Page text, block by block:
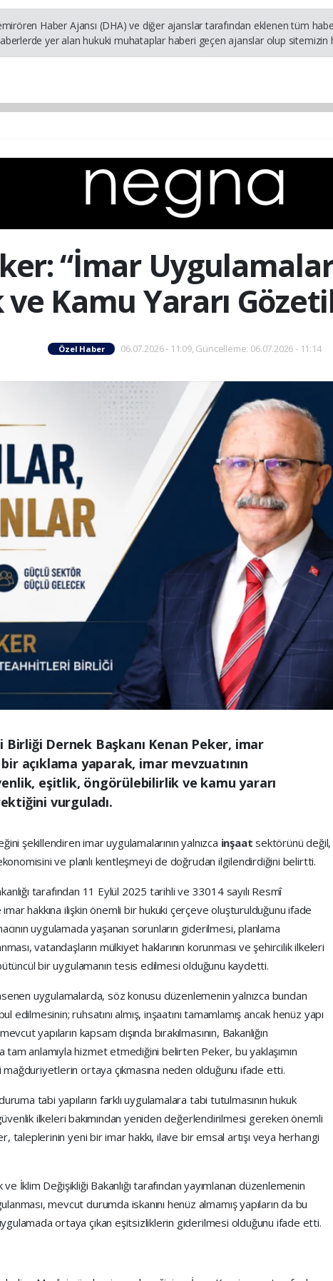
Haber Ajansı (DHA) ve diğer ajanslar tarafından eklenen tüm
yer alan hukuki muhataplar haberi geçen ajanslar olup
“İmar
ve Kamu Yararı
Özel Haber 06.07.2026 - 11:09, Güncelleme: 06.07.2026 - 11:14
Dernek Başkanı Kenan Peker, imar
açıklama yaparak, imar mevzuatının
eşitlik, öngörülebilirlik ve kamu yararı
vurguladı.
şekillendiren imar uygulamalarının yalnızca inşaatsektörünü değil,
ve planlı kentleşmeyi de doğrudan ilgilendirdiğini belirtti.
tarafından 11 Eylül 2025 tarihli ve 33014 sayılı Resmî
hakkına ilişkin önemli bir hukuki çerçeve oluşturulduğunu ifade
uygulamada yaşanan sorunların giderilmesi, planlama
vatandaşların mülkiyet haklarının korunması ve şehircilik ilkeleri
bir uygulamanın tesis edilmesi olduğunu kaydetti.
uygulamalarda, söz konusu düzenlemenin yalnızca bundan
edilmesinin; ruhsatını almış, inşaatını tamamlamış ancak henüz yapı
yapıların kapsam dışında bırakılmasının, Bakanlığın
anlamıyla hizmet etmediğini belirten Peker, bu yaklaşımın
ortaya çıkmasına neden olduğunu ifade etti.
tabi yapıların farklı uygulamalara tabi tutulmasının hukuk
ilkeleri bakımından yeniden değerlendirilmesi gereken önemli
taleplerinin yeni bir imar hakkı, ilave bir emsal artışı veya herhangi
İklim Değişikliği Bakanlığı tarafından yayımlanan düzenlemenin
mevcut durumda iskanını henüz almamış yapıların da bu
ortaya çıkan eşitsizliklerin giderilmesi olduğunu ifade etti.